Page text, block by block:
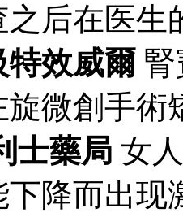
后在医生
特效威爾
旋微創手術
士藥局 女
降而出现